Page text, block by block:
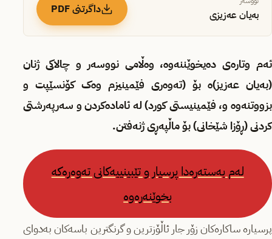
بەیان عەزیزی داگرتنی PDF
ئەم وتارەی دەیخوێننەوە، وەڵامی نووسەر و چالاکی ژنان
(بەیان عەزیز)ە بۆ (تەوەری فێمینیزم وەک کۆنسێپت و
بزووتنەوە و، فێمینیستی کورد) لە ئامادەکردن و سەرپەرشتی
کردنی (ڕۆزا شێخانی) بۆ ماڵپەڕی ژنەفتن.
لەم بەستەرەدا پرسیار و تێبینییەکانی تەوەرەکە
بخوێنەرەوە
پرسیارە ساکارەکان زۆر جار ئاڵۆزترین و گرنگترین باسەکان بەدوای